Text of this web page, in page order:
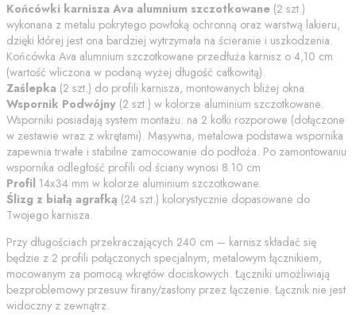
Końcówki karnisza Ava alumnium szczotkowane (2 szt.)
wykonana z metalu pokrytego powłoką ochronną oraz warstwą lakieru,
dzięki której jest ona bardziej wytrzymała na ścieranie i uszkodzenia.
Końcówka Ava alumnium szczotkowane przedłuża karnisz o 4,10 cm
(wartość wliczona w podaną wyżej długość całkowitą).
Zaślepka (2 szt.) do profili karnisza, montowanych bliżej okna.
Wspornik Podwójny (2 szt.) w kolorze aluminium szczotkowane.
Wsporniki posiadają system montażu: na 2 kołki rozporowe (dołączone
w zestawie wraz z wkrętami). Masywna, metalowa podstawa wspornika
zapewnia trwałe i stabilne zamocowanie do podłoża. Po zamontowaniu
wspornika odległość profili od ściany wynosi 8.10 cm
Profil 14x34 mm w kolorze aluminium szczotkowane.
Ślizg z białą agrafką (24 szt.) kolorystycznie dopasowane do
Twojego karnisza.
Przy długościach przekraczających 240 cm – karnisz składać się
będzie z 2 profili połączonych specjalnym, metalowym łącznikiem,
mocowanym za pomocą wkrętów dociskowych. Łączniki umożliwiają
bezproblemowy przesuw firany/zasłony przez łączenie. Łącznik nie jest
widoczny z zewnątrz.